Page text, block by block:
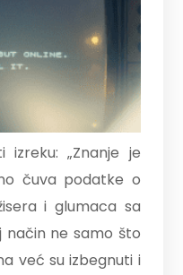
izreku: „Znanje je
čuva podatke o
i glumaca sa
način ne samo što
već su izbegnuti i